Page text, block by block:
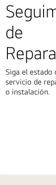
de
Siga el estado
servicio de
o instalación.